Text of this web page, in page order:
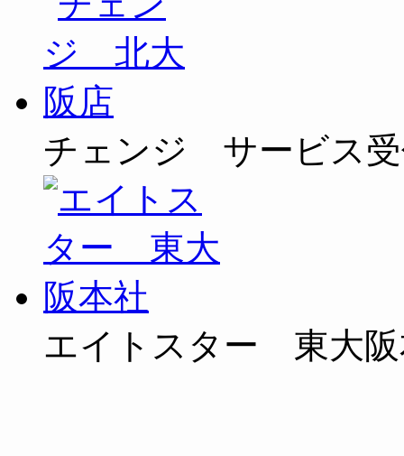
チェンジ サービス
エイトスター 東大阪